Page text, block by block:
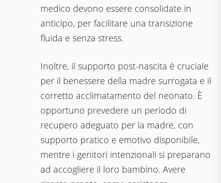
medico devono essere consolidate in
anticipo, per facilitare una transizione
fluida e senza stress.
Inoltre, il supporto post-nascita è cruciale
per il benessere della madre surrogata e il
corretto acclimatamento del neonato. È
opportuno prevedere un periodo di
recupero adeguato per la madre, con
supporto pratico e emotivo disponibile,
mentre i genitori intenzionali si preparano
ad accogliere il loro bambino. Avere